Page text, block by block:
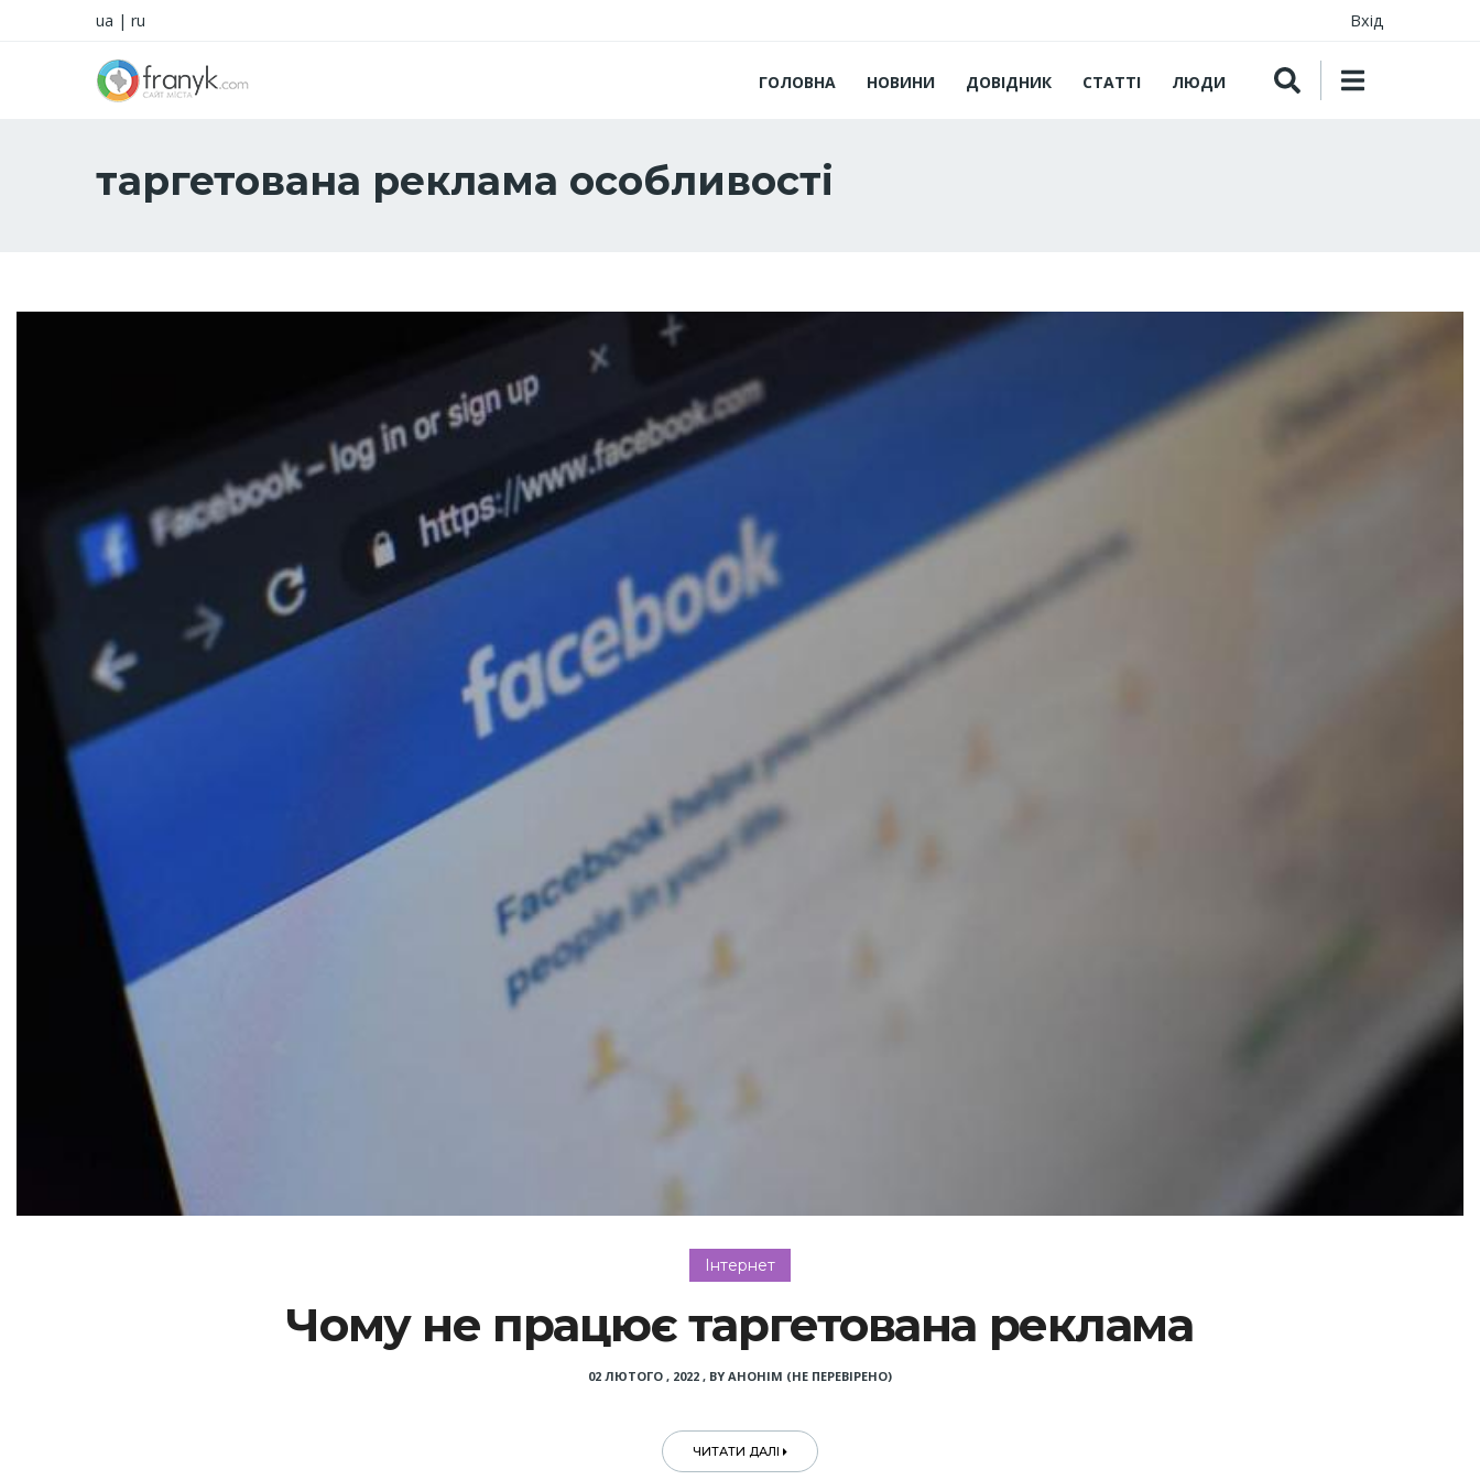
ua | ru Вхід
ГОЛОВНА НОВИНИ ДОВІДНИК СТАТТІ ЛЮДИ
таргетована реклама особливості
Інтернет
Чому не працює таргетована реклама
02 ЛЮТОГО , 2022 , BY АНОНІМ (НЕ ПЕРЕВІРЕНО)
ЧИТАТИ ДАЛІ